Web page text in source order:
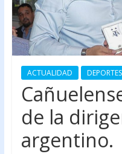
ACTUALIDAD DEPORTES
de la
argentino.